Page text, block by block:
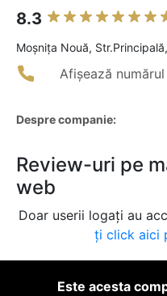
8.3
Moşniţa Nouă,
Afișează
Despre companie:
Review-uri pe
web
Doar userii logați au
ți click aici
Este acesta